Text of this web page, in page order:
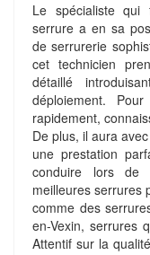
Le spécialiste qui
serrure a en sa
de serrurerie
cet technicien
détaillé
déploiement.
rapidement,
De plus, il aura
une prestation
conduire lors de
meilleures serrures
comme des
en-Vexin, serrures
Attentif sur la